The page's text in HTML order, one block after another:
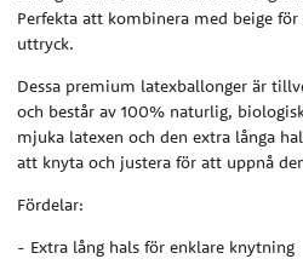
Perfekta att kombinera med beige
uttryck.
Dessa premium latexballonger är
och består av 100% naturlig,
mjuka latexen och den extra långa
att knyta och justera för att uppnå
Fördelar:
- Extra lång hals för enklare knytning